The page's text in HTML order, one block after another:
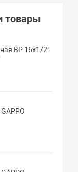
товары
ВР 16х1/2"